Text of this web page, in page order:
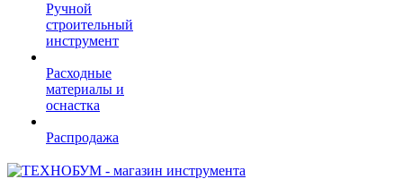
Ручной
строительный
инструмент
Расходные
материалы и
оснастка
Распродажа